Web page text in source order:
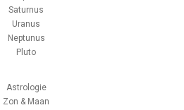
Saturnus
Uranus
Neptunus
Pluto
Astrologie
Zon & Maan